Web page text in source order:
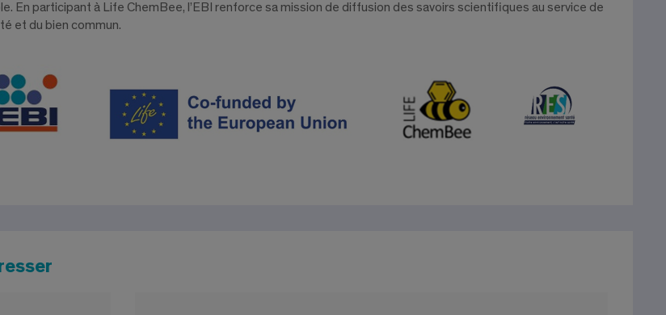
En participant à Life ChemBee, l’EBI renforce sa mission de diffusion des savoirs scientifiques au service de
et du bien commun.